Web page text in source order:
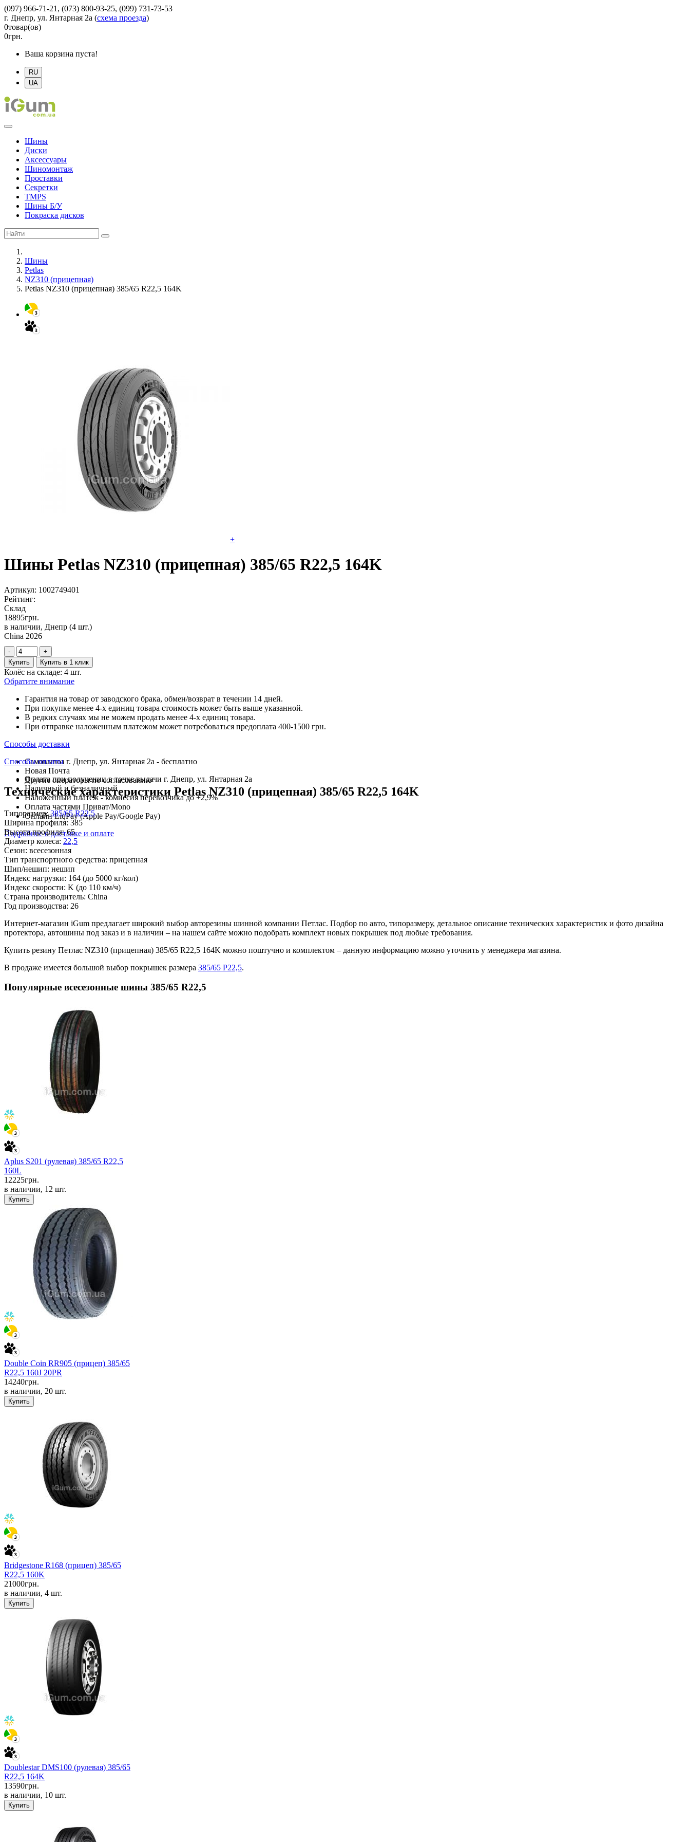
(097) 966-71-21, (073) 800-93-25, (099) 731-73-53
г. Днепр, ул. Янтарная 2а (схема проезда)
0товар(ов)
0грн.
Ваша корзина пуста!
RU
UA
Шины
Диски
Аксессуары
Шиномонтаж
Проставки
Секретки
TMPS
Шины Б/У
Покраска дисков
Шины
Petlas
NZ310 (прицепная)
Petlas NZ310 (прицепная) 385/65 R22,5 164K
+
Шины Petlas NZ310 (прицепная) 385/65 R22,5 164K
Артикул: 1002749401
Рейтинг:
Склад
18895грн.
в наличии, Днепр (4 шт.)
China 2026
-
+
Купить
Купить в 1 клик
Колёс на складе: 4 шт.
Обратите внимание
Гарантия на товар от заводского брака, обмен/возврат в течении 14 дней.
При покупке менее 4-х единиц товара стоимость может быть выше указанной.
В редких случаях мы не можем продать менее 4-х единиц товара.
При отправке наложенным платежом может потребоваться предоплата 400-1500 грн.
Способы доставки
Самовывоз г. Днепр, ул. Янтарная 2а - бесплатно
Новая Почта
Другие операторы по согласованию
Способы оплаты
Оплата при получении в точке выдачи г. Днепр, ул. Янтарная 2а
Наличный и безналичный
Наложенный платеж - комиссия перевозчика до +2,9%
Оплата частями Приват/Mono
Онлайн LiqPay (Apple Pay/Google Pay)
Подробнее о доставке и оплате
Технические характеристики Petlas NZ310 (прицепная) 385/65 R22,5 164K
Типоразмер:385/65 R22,5
Ширина профиля: 385
Высота профиля:65
Диаметр колеса: 22,5
Сезон: всесезонная
Тип транспортного средства: прицепная
Шип/нешип: нешип
Индекс нагрузки: 164 (до 5000 кг/кол)
Индекс скорости: K (до 110 км/ч)
Страна производитель: China
Год производства: 26
Интернет-магазин iGum предлагает широкий выбор авторезины шинной компании Петлас. Подбор по авто, типоразмеру, детальное описание технических характеристик и фото дизайна
протектора, автошины под заказ и в наличии – на нашем сайте можно подобрать комплект новых покрышек под любые требования.
Купить резину Петлас NZ310 (прицепная) 385/65 R22,5 164K можно поштучно и комплектом – данную информацию можно уточнить у менеджера магазина.
В продаже имеется большой выбор покрышек размера 385/65 Р22,5.
Популярные всесезонные шины 385/65 R22,5
Aplus S201 (рулевая) 385/65 R22,5
160L
12225грн.
в наличии, 12 шт.
Купить
Double Coin RR905 (прицеп) 385/65
R22,5 160J 20PR
14240грн.
в наличии, 20 шт.
Купить
Bridgestone R168 (прицеп) 385/65
R22,5 160K
21000грн.
в наличии, 4 шт.
Купить
Doublestar DMS100 (рулевая) 385/65
R22,5 164K
13590грн.
в наличии, 10 шт.
Купить